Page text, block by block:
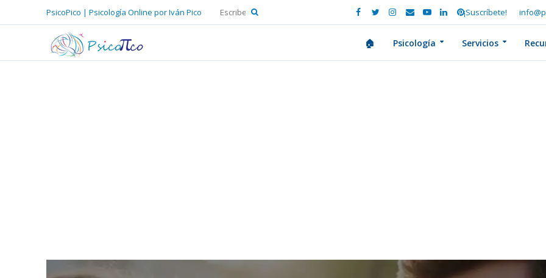
PsicoPico | Psicología Online por Iván Pico ¡Suscríbete!
🏠 Psicología Servicios